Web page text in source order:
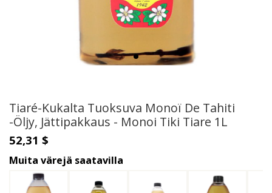
Tiaré-Kukalta Tuoksuva Monoï De Tahiti
-Öljy, Jättipakkaus - Monoi Tiki Tiare 1L
52,31 $
Muita värejä saatavilla